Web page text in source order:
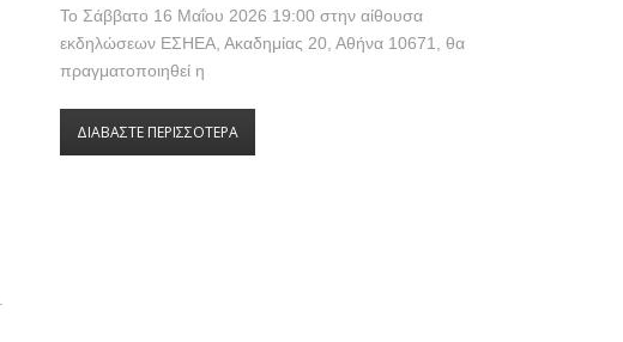
Το Σάββατο 16 Μαΐου 2026 19:00 στην αίθουσα
εκδηλώσεων ΕΣΗΕΑ, Ακαδημίας 20, Αθήνα 10671, θα
πραγματοποιηθεί η
ΔΙΑΒΑΣΤΕ ΠΕΡΙΣΣΟΤΕΡΑ